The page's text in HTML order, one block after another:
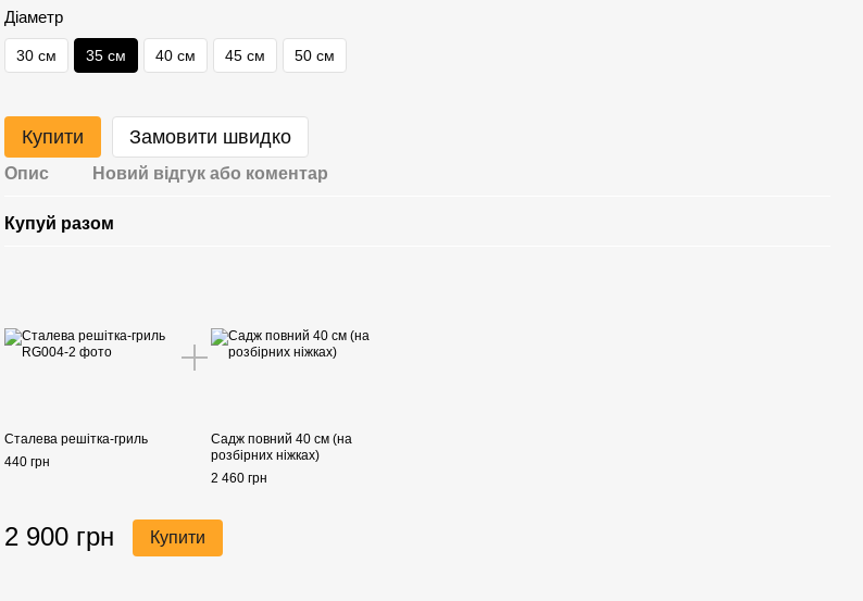
Діаметр
30 см 35 см 40 см 45 см 50 см
Купити Замовити швидко
Опис Новий відгук або коментар
Купуй разом
Сталева решітка-гриль
440 грн
Садж повний 40 см (на
розбірних ніжках)
2 460 грн
2 900 грн Купити